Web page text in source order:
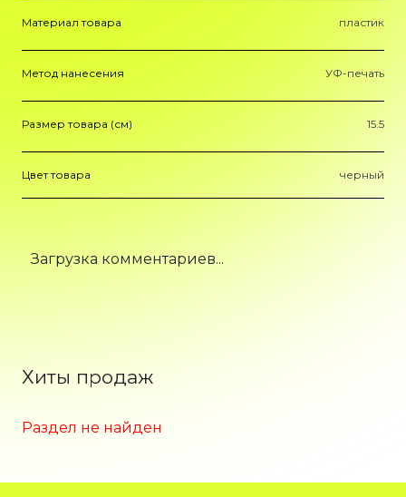
Материал товара пластик
Метод нанесения УФ-печать
Размер товара (см) 15.5
Цвет товара черный
Загрузка комментариев...
Хиты продаж
Раздел не найден